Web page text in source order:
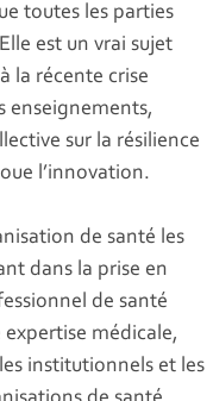
toutes les parties
est un vrai sujet
la récente crise
enseignements,
sur la résilience
l’innovation.
de santé les
dans la prise en
de santé
expertise médicale,
institutionnels et les